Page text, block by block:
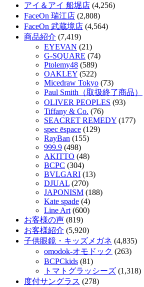
アイ＆アイ 船堀店 (4,256)
FaceOn 瑞江店 (2,808)
FaceOn 武蔵境店 (4,564)
商品紹介 (7,419)
EYEVAN (21)
G-SQUARE (74)
Ptolemy48 (589)
OAKLEY (522)
Micedraw Tokyo (73)
Paul Smith（取扱終了商品）
OLIVER PEOPLES (93)
Tiffany & Co. (76)
SEACRET REMEDY (177)
spec ēspace (129)
RayBan (155)
999.9 (498)
AKITTO (48)
BCPC (304)
BVLGARI (13)
DJUAL (270)
JAPONISM (188)
Kate spade (4)
Line Art (600)
お客様の声 (819)
お客様紹介 (5,920)
子供眼鏡・キッズメガネ (4,835)
omodok-オモドック (263)
BCPCkids (81)
トマトグラッシーズ (1,318)
度付サングラス (278)